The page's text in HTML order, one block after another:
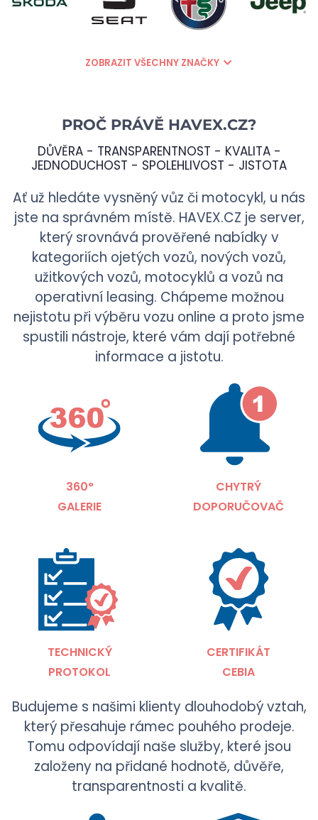
ZOBRAZIT VŠECHNY ZNAČKY
PROČ PRÁVĚ HAVEX.CZ?
DŮVĚRA - TRANSPARENTNOST - KVALITA -
JEDNODUCHOST - SPOLEHLIVOST - JISTOTA
Ať už hledáte vysněný vůz či motocykl, u nás
jste na správném místě. HAVEX.CZ je server,
který srovnává prověřené nabídky v
kategoriích ojetých vozů, nových vozů,
užitkových vozů, motocyklů a vozů na
operativní leasing. Chápeme možnou
nejistotu při výběru vozu online a proto jsme
spustili nástroje, které vám dají potřebné
informace a jistotu.
360°
GALERIE
CHYTRÝ
DOPORUČOVAČ
TECHNICKÝ
PROTOKOL
CERTIFIKÁT
CEBIA
Budujeme s našimi klienty dlouhodobý vztah,
který přesahuje rámec pouhého prodeje.
Tomu odpovídají naše služby, které jsou
založeny na přidané hodnotě, důvěře,
transparentnosti a kvalitě.